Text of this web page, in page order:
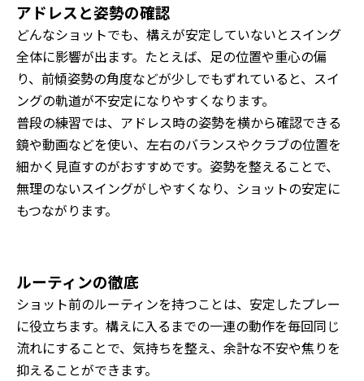
アドレスと姿勢の確認
どんなショットでも、構えが安定していないとスイング
全体に影響が出ます。たとえば、足の位置や重心の偏
り、前傾姿勢の角度などが少しでもずれていると、スイ
ングの軌道が不安定になりやすくなります。
普段の練習では、アドレス時の姿勢を横から確認できる
鏡や動画などを使い、左右のバランスやクラブの位置を
細かく見直すのがおすすめです。姿勢を整えることで、
無理のないスイングがしやすくなり、ショットの安定に
もつながります。
ルーティンの徹底
ショット前のルーティンを持つことは、安定したプレー
に役立ちます。構えに入るまでの一連の動作を毎回同じ
流れにすることで、気持ちを整え、余計な不安や焦りを
抑えることができます。